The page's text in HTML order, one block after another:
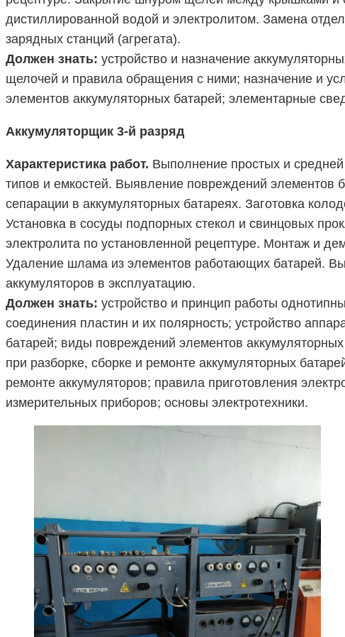
дистиллированной водой и электролитом. Замена
зарядных станций (агрегата).
Должен знать: устройство и назначение
щелочей и правила обращения с ними; назначение и
элементов аккумуляторных батарей; элементарные
Аккумуляторщик 3-й разряд
Характеристика работ. Выполнение простых и
типов и емкостей. Выявление повреждений элементов
сепарации в аккумуляторных батареях. Заготовка
Установка в сосуды подпорных стекол и свинцовых
электролита по установленной рецептуре. Монтаж и
Удаление шлама из элементов работающих батарей.
аккумуляторов в эксплуатацию.
Должен знать: устройство и принцип работы
соединения пластин и их полярность; устройство
батарей; виды повреждений элементов
при разборке, сборке и ремонте аккумуляторных
ремонте аккумуляторов; правила приготовления
измерительных приборов; основы электротехники.